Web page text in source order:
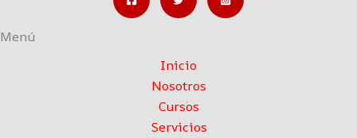
Menú
Inicio
Nosotros
Cursos
Servicios